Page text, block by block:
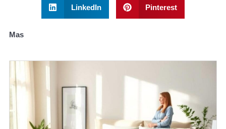
LinkedIn Pinterest
Mas